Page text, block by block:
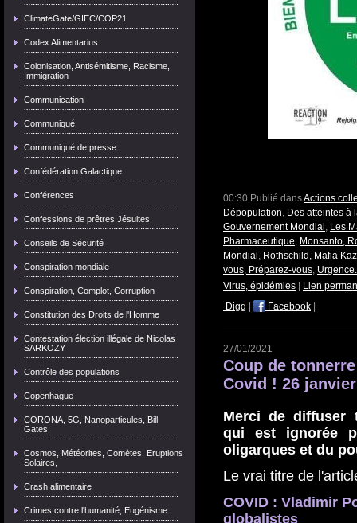
ClimateGate/GIEC/COP21
Codex Alimentarius
Colonisation, Antisémitisme, Racisme,
Immigration
Communication
Communiqué
Communiqué de presse
Confédération Galactique
Conférences
Confessions de prêtres Jésuites
Conseils de Sécurité
Conspiration mondiale
Conspiration, Complot, Corruption
Constitution des Droits de l'Homme
Contestation élection illégale de Nicolas
SARKOZY
Contrôle des populations
Copenhague
CORONA, 5G, Nanoparticules, Bill
Gates
Cosmos, Météorites, Comètes, Eruptions
Solaires,
Crash alimentaire
Crimes contre l'humanité, Eugénisme
00:30 Publié dansActions
Dépopulation Des atteintes à
Gouvernement Mondial Les
Pharmaceutique Monsanto,
Mondial Rothschild, Mafia
vous, Préparez-vous
Virus, épidémies | Lien
Digg | Facebook |
27/01/2021
Coup de
Covid ! 26
Merci de diffuser
qui est ignorée
oligarques et du
Le vrai titre de
COVID : Vladimir
globalistes